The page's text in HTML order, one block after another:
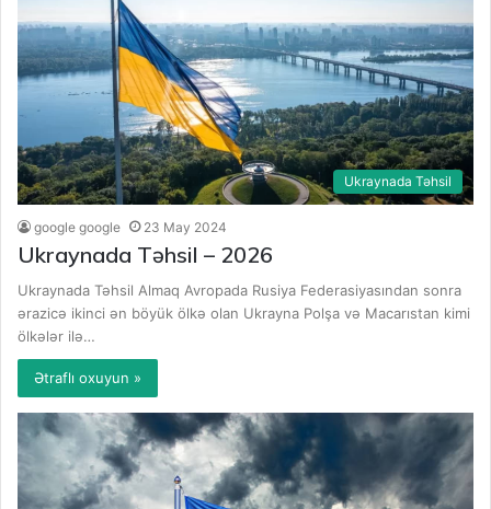
Ukraynada Təhsil
google google 23 May 2024
Ukraynada Təhsil – 2026
Ukraynada Təhsil Almaq Avropada Rusiya Federasiyasından sonra
ərazicə ikinci ən böyük ölkə olan Ukrayna Polşa və Macarıstan kimi
ölkələr ilə…
Ətraflı oxuyun »